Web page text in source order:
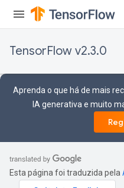
TensorFlow v2.3.0
Aprenda o que há de mais
IA generativa e muito
Esta página foi traduzida pela